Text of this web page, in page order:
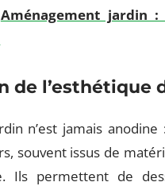
Aménagement jardin
de l’esthétique
n’est jamais
souvent issus de
Ils permettent de